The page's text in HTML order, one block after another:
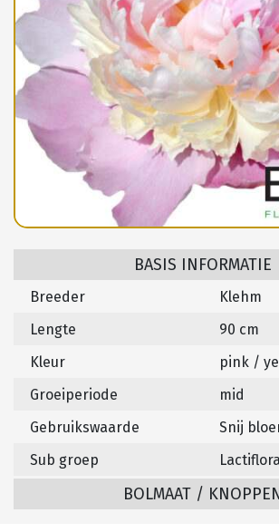
BASIS INFORMATIE
Breeder
Klehm
Lengte
90 cm
Kleur
pink /
Groeiperiode
mid
Gebruikswaarde
Snij
Sub groep
Lactiflora
BOLMAAT /